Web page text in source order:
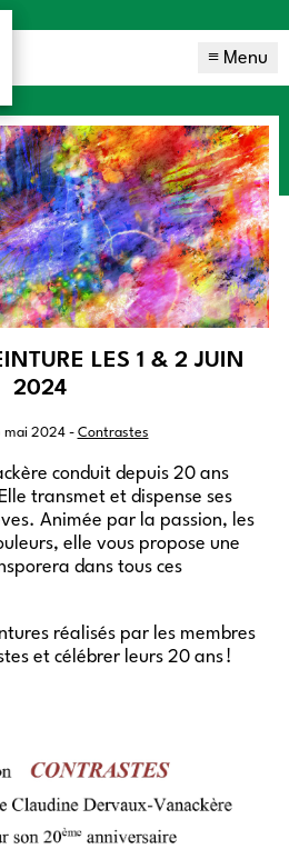
≡ Menu
LES 1 & 2 JUIN
2024
mai 2024- Contrastes
conduit depuis 20 ans
transmet et dispense ses
Animée par la passion, les
elle vous propose une
dans tous ces
réalisés par les membres
et célébrer leurs 20 ans !